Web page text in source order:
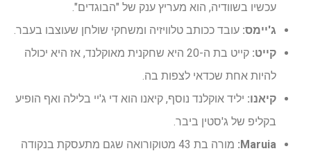
עכשיו בשוודיה, הוא מעריץ ענק של "הבוגדים".
ג'יימס: עובד ככותב טלוויזיה ומשחקי שולחן שעוצבו בעבר.
קייט:
קייט בת ה-20 היא שחקנית מאוקלנד, אז היא יכולה
להיות אחת שכדאי לצפות בה.
קיאנו: יליד אוקלנד נוסף, קיאנו הוא די ג'יי בלילה ואף הופיע
בקליפ של ג'סטין ביבר.
Maruia:
מורה בת 43 מטוקורואה שגם מתעסקת בנקודה